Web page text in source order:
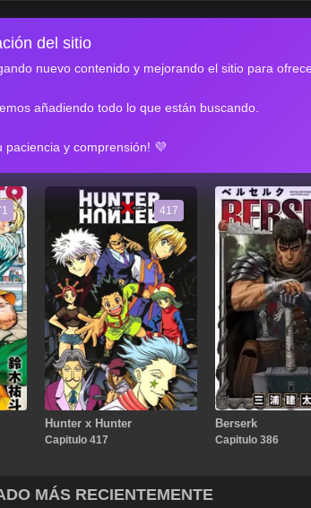
del sitio
nuevo contenido y mejorando el sitio para
añadiendo todo lo que están buscando.
paciencia y comprensión! 💜
417
Hunter x Hunter
Capitulo 417
Berserk
Capitulo 386
MÁS RECIENTEMENTE